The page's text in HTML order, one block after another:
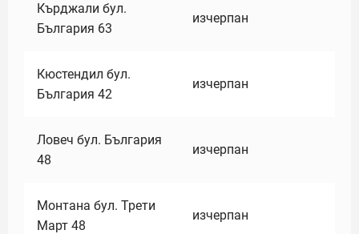
Кърджали бул.
България 63
изчерпан
Кюстендил бул.
България 42
изчерпан
Ловеч бул. България
48
изчерпан
Монтана бул. Трети
Март 48
изчерпан